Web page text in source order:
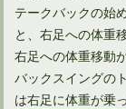
ゴルフルールでの
テークバックの始
と、右足への体重
右足への体重移動
バックスイングの
は右足に体重が乗